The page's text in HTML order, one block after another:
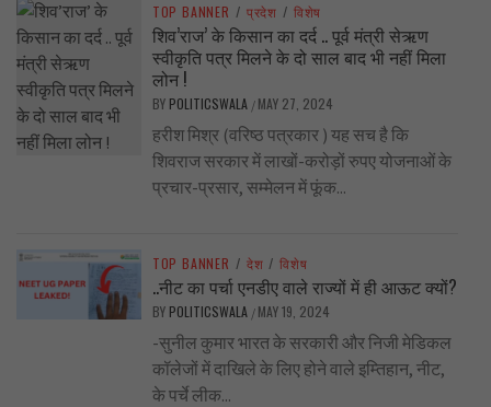
TOP BANNER / प्रदेश / विशेष
शिव’राज’ के किसान का दर्द .. पूर्व मंत्री सेऋण
स्वीकृति पत्र मिलने के दो साल बाद भी नहीं मिला
लोन !
BY POLITICSWALA / MAY 27, 2024
हरीश मिश्र (वरिष्ठ पत्रकार ) यह सच है कि
शिवराज सरकार में लाखों-करोड़ों रुपए योजनाओं के
प्रचार-प्रसार, सम्मेलन में फूंक...
TOP BANNER / देश / विशेष
..नीट का पर्चा एनडीए वाले राज्यों में ही आऊट क्यों?
BY POLITICSWALA / MAY 19, 2024
-सुनील कुमार भारत के सरकारी और निजी मेडिकल
कॉलेजों में दाखिले के लिए होने वाले इम्तिहान, नीट,
के पर्चे लीक...